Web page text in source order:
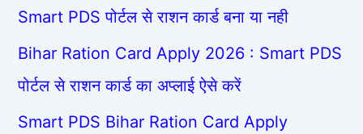
Smart PDS पोर्टल से राशन कार्ड बना या नही
Bihar Ration Card Apply 2026 : Smart PDS
पोर्टल से राशन कार्ड का अप्लाई ऐसे करें
Smart PDS Bihar Ration Card Apply